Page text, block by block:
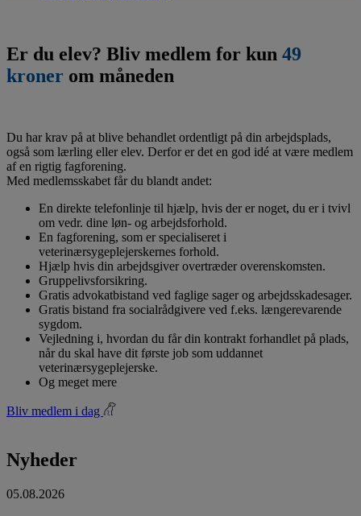
Er du elev? Bliv medlem for kun 49
kroner om måneden
Du har krav på at blive behandlet ordentligt på din arbejdsplads,
også som lærling eller elev. Derfor er det en god idé at være medlem
af en rigtig fagforening.
Med medlemsskabet får du blandt andet:
En direkte telefonlinje til hjælp, hvis der er noget, du er i tvivl
om vedr. dine løn- og arbejdsforhold.
En fagforening, som er specialiseret i
veterinærsygeplejerskernes forhold.
Hjælp hvis din arbejdsgiver overtræder overenskomsten.
Gruppelivsforsikring.
Gratis advokatbistand ved faglige sager og arbejdsskadesager.
Gratis bistand fra socialrådgivere ved f.eks. længerevarende
sygdom.
Vejledning i, hvordan du får din kontrakt forhandlet på plads,
når du skal have dit første job som uddannet
veterinærsygeplejerske.
Og meget mere
Bliv medlem i dag
Nyheder
05.08.2026